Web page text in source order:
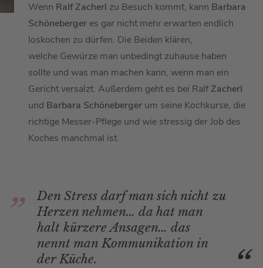
Wenn Ralf Zacherl zu Besuch kommt, kann Barbara
Schöneberger es gar nicht mehr erwarten endlich
loskochen zu dürfen. Die Beiden klären,
welche Gewürze man unbedingt zuhause haben
sollte und was man machen kann, wenn man ein
Gericht versalzt. Außerdem geht es bei RalfZacherl
und Barbara Schöneberger um seine Kochkurse, die
richtige Messer-Pflege und wie stressig der Job des
Koches manchmal ist.
Den Stress darf man sich nicht zu
Herzen nehmen… da hat man
halt kürzere Ansagen… das
nennt man Kommunikation in
der Küche.